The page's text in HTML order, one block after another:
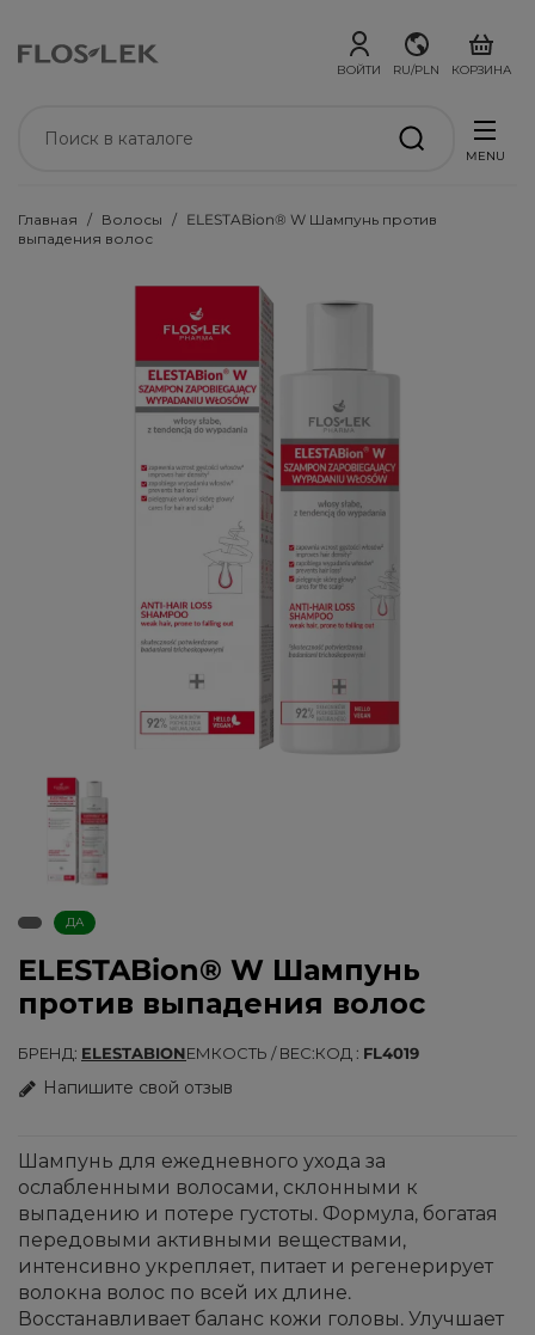
ВОЙТИ RU/PLN КОРЗИНА
MENU
Главная Волосы
ELESTABion® W Шампунь против
выпадения волос
ДА
ELESTABion® W Шампунь
против выпадения волос
БРЕНД ELESTABIONЕМКОСТЬ / ВЕС КОД FL4019
Напишите свой отзыв
Шампунь для ежедневного ухода за
ослабленными волосами, склонными к
выпадению и потере густоты. Формула, богатая
передовыми активными веществами,
интенсивно укрепляет, питает и регенерирует
волокна волос по всей их длине.
Восстанавливает баланс кожи головы. Улучшает